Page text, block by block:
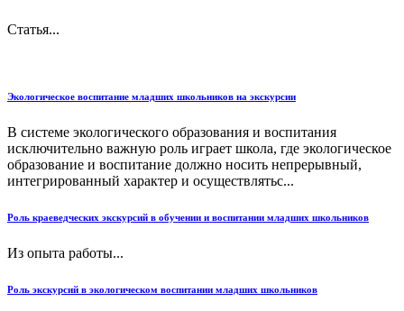
Статья...
Экологическое воспитание младших школьников на экскурсии
В системе экологического образования и воспитания
исключительно важную роль играет школа, где экологическое
образование и воспитание должно носить непрерывный,
интегрированный характер и осуществлятьс...
Роль краеведческих экскурсий в обучении и воспитании младших школьников
Из опыта работы...
Роль экскурсий в экологическом воспитании младших школьников